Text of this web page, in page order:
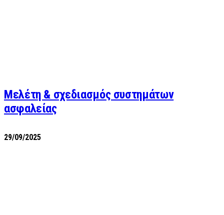
Μελέτη & σχεδιασμός συστημάτων
ασφαλείας
29/09/2025